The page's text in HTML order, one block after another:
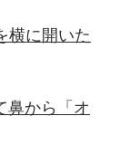
横に開いた
鼻から「オ